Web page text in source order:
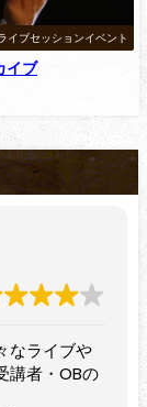
イブセッションイベント
イブ
すばらしいベー
プレイヤーのみ